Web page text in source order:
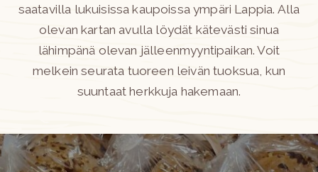
saatavilla lukuisissa kaupoissa ympäri Lappia. Alla
olevan kartan avulla löydät kätevästi sinua
lähimpänä olevan jälleenmyyntipaikan. Voit
melkein seurata tuoreen leivän tuoksua, kun
suuntaat herkkuja hakemaan.